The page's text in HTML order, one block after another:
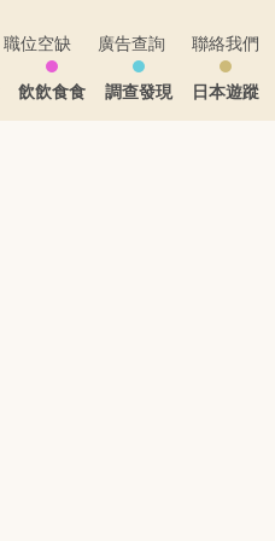
職位空缺 廣告查詢
聯絡我們
飲飲食食 調查發現 日本遊蹤